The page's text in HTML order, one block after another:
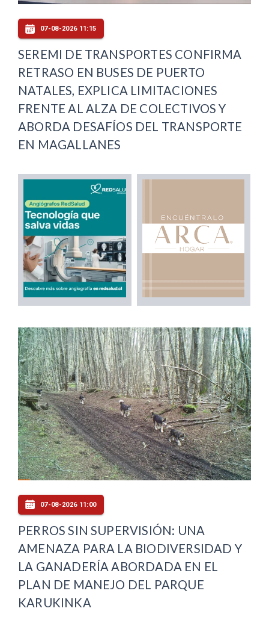
07-08-2026 11:15
SEREMI DE TRANSPORTES CONFIRMA
RETRASO EN BUSES DE PUERTO
NATALES, EXPLICA LIMITACIONES
FRENTE AL ALZA DE COLECTIVOS Y
ABORDA DESAFÍOS DEL TRANSPORTE
EN MAGALLANES
07-08-2026 11:00
PERROS SIN SUPERVISIÓN: UNA
AMENAZA PARA LA BIODIVERSIDAD Y
LA GANADERÍA ABORDADA EN EL
PLAN DE MANEJO DEL PARQUE
KARUKINKA